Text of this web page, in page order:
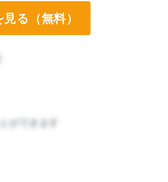
ができます
る（無料）